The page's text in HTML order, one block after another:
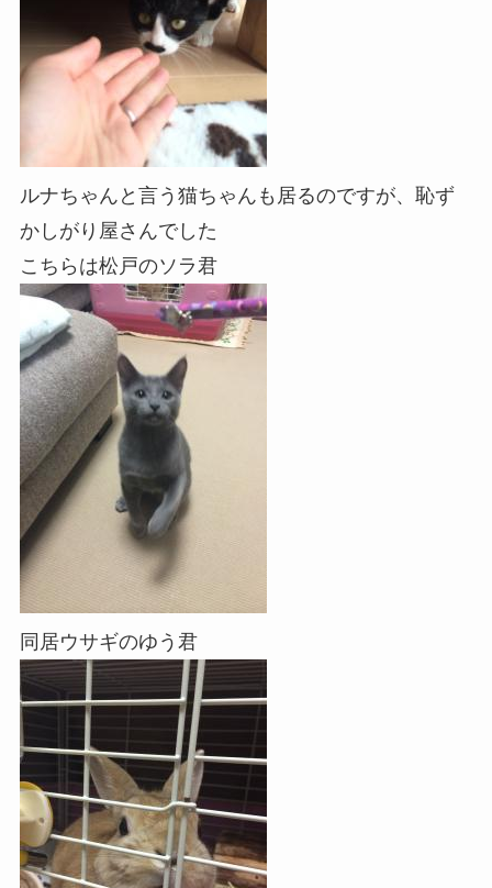
ルナちゃんと言う猫ちゃんも居るのですが、恥ず
かしがり屋さんでした
こちらは松戸のソラ君
同居ウサギのゆう君